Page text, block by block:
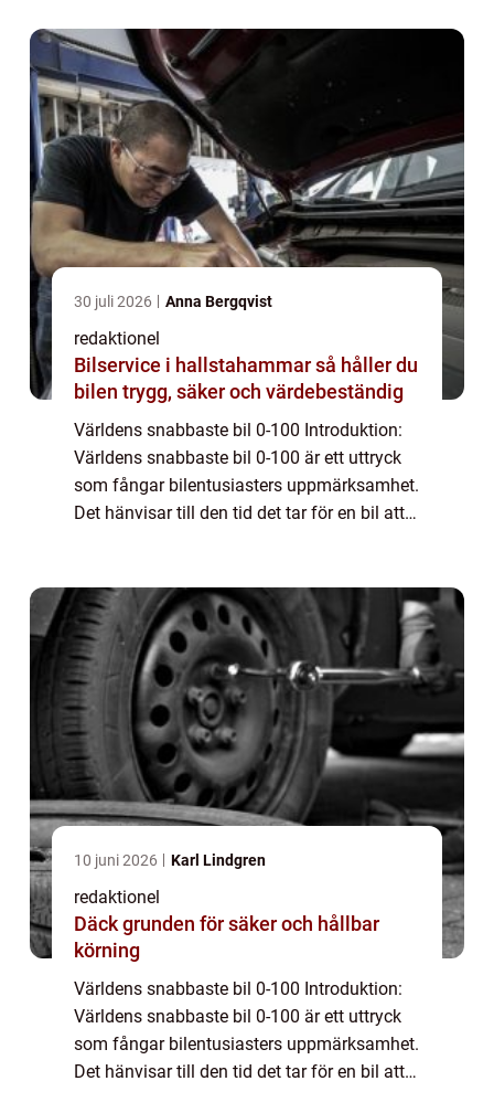
30 juli 2026 Anna Bergqvist
redaktionel
Bilservice i hallstahammar så håller du
bilen trygg, säker och värdebeständig
Världens snabbaste bil 0-100 Introduktion:
Världens snabbaste bil 0-100 är ett uttryck
som fångar bilentusiasters uppmärksamhet.
Det hänvisar till den tid det tar för en bil att
10 juni 2026 Karl Lindgren
redaktionel
Däck grunden för säker och hållbar
körning
Världens snabbaste bil 0-100 Introduktion:
Världens snabbaste bil 0-100 är ett uttryck
som fångar bilentusiasters uppmärksamhet.
Det hänvisar till den tid det tar för en bil att